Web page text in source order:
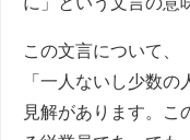
この文言について、
「一人ないし少数
見解があります。こ